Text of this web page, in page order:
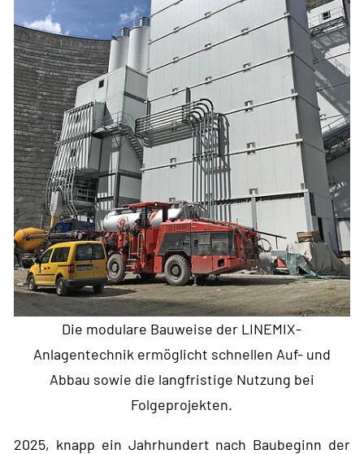
Die modulare Bauweise der LINEMIX-
Anlagentechnik ermöglicht schnellen Auf- und
Abbau sowie die langfristige Nutzung bei
Folgeprojekten.
2025, knapp ein Jahrhundert nach Baubeginn der